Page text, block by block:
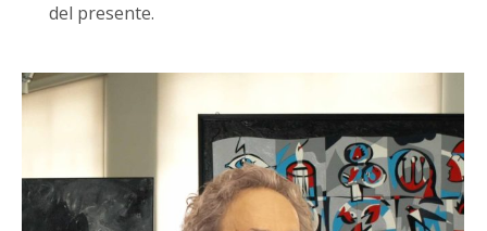
del presente.